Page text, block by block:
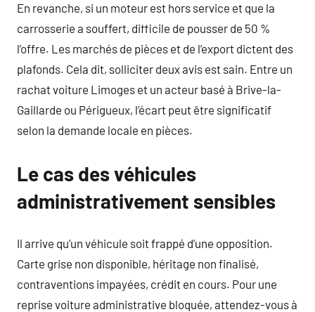
En revanche, si un moteur est hors service et que la
carrosserie a souffert, difficile de pousser de 50 %
l’offre. Les marchés de pièces et de l’export dictent des
plafonds. Cela dit, solliciter deux avis est sain. Entre un
rachat voiture Limoges et un acteur basé à Brive-la-
Gaillarde ou Périgueux, l’écart peut être significatif
selon la demande locale en pièces.
Le cas des véhicules
administrativement sensibles
Il arrive qu’un véhicule soit frappé d’une opposition.
Carte grise non disponible, héritage non finalisé,
contraventions impayées, crédit en cours. Pour une
reprise voiture administrative bloquée, attendez-vous à